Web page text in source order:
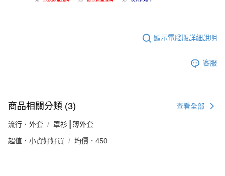
顯示電腦版詳細說明
客服
商品相關分類 (3) 查看全部
流行．外套 罩衫║薄外套
超值．小資好好買 均價．450